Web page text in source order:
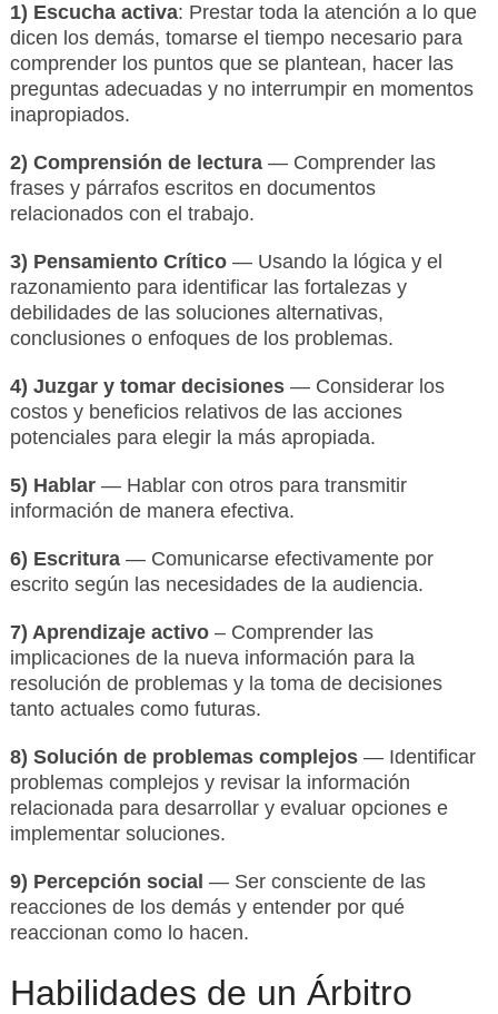
1) Escucha activa: Prestar toda la atención a lo que
dicen los demás, tomarse el tiempo necesario para
comprender los puntos que se plantean, hacer las
preguntas adecuadas y no interrumpir en momentos
inapropiados.
2) Comprensión de lectura— Comprender las
frases y párrafos escritos en documentos
relacionados con el trabajo.
3) Pensamiento Crítico— Usando la lógica y el
razonamiento para identificar las fortalezas y
debilidades de las soluciones alternativas,
conclusiones o enfoques de los problemas.
4) Juzgar y tomar decisiones— Considerar los
costos y beneficios relativos de las acciones
potenciales para elegir la más apropiada.
5) Hablar— Hablar con otros para transmitir
información de manera efectiva.
6) Escritura— Comunicarse efectivamente por
escrito según las necesidades de la audiencia.
7) Aprendizaje activo– Comprender las
implicaciones de la nueva información para la
resolución de problemas y la toma de decisiones
tanto actuales como futuras.
8) Solución de problemas complejos— Identificar
problemas complejos y revisar la información
relacionada para desarrollar y evaluar opciones e
implementar soluciones.
9) Percepción social — Ser consciente de las
reacciones de los demás y entender por qué
reaccionan como lo hacen.
Habilidades de un Árbitro